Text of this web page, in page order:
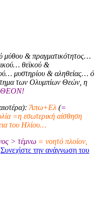
μύθου & πραγματικότητος…
θεϊκού &
μυστηρίου & αληθείας… ό
των Ολυμπίων Θεών, η
Άπω+Ελ (=
=η εσωτερική αίσθηση
του Ηλίου…
> τέμνω = νοητό πλοίον,
Συνεχίστε την ανάγνωση του